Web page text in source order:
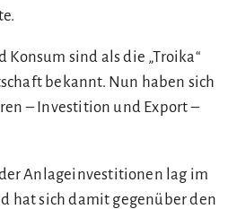
Konsum sind als die „Troika“
bekannt. Nun haben sich
– Investition und Export –
Anlageinvestitionen lag im
hat sich damit gegenüber den